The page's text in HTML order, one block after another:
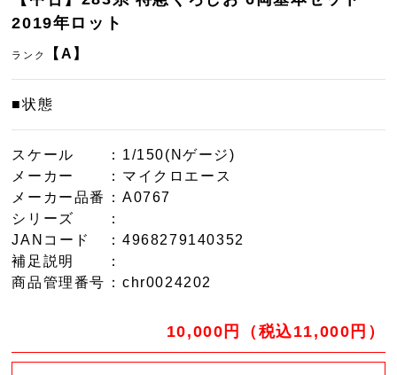
2019年ロット
ランク 【A】
■状態
スケール
：1/150(Nゲージ)
メーカー
：マイクロエース
メーカー品番
：A0767
シリーズ
：
JANコード
：4968279140352
補足説明
：
商品管理番号 ：chr0024202
10,000円（税込11,000円）